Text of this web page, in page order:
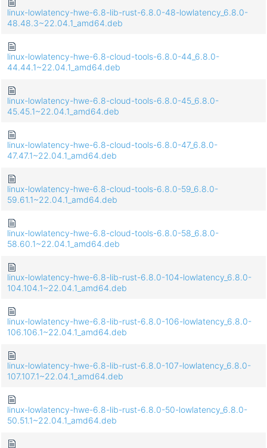
linux-lowlatency-hwe-6.8-lib-rust-6.8.0-48-lowlatency_6.8.0-
48.48.3~22.04.1_amd64.deb
linux-lowlatency-hwe-6.8-cloud-tools-6.8.0-44_6.8.0-
44.44.1~22.04.1_amd64.deb
linux-lowlatency-hwe-6.8-cloud-tools-6.8.0-45_6.8.0-
45.45.1~22.04.1_amd64.deb
linux-lowlatency-hwe-6.8-cloud-tools-6.8.0-47_6.8.0-
47.47.1~22.04.1_amd64.deb
linux-lowlatency-hwe-6.8-cloud-tools-6.8.0-59_6.8.0-
59.61.1~22.04.1_amd64.deb
linux-lowlatency-hwe-6.8-cloud-tools-6.8.0-58_6.8.0-
58.60.1~22.04.1_amd64.deb
linux-lowlatency-hwe-6.8-lib-rust-6.8.0-104-lowlatency_6.8.0-
104.104.1~22.04.1_amd64.deb
linux-lowlatency-hwe-6.8-lib-rust-6.8.0-106-lowlatency_6.8.0-
106.106.1~22.04.1_amd64.deb
linux-lowlatency-hwe-6.8-lib-rust-6.8.0-107-lowlatency_6.8.0-
107.107.1~22.04.1_amd64.deb
linux-lowlatency-hwe-6.8-lib-rust-6.8.0-50-lowlatency_6.8.0-
50.51.1~22.04.1_amd64.deb